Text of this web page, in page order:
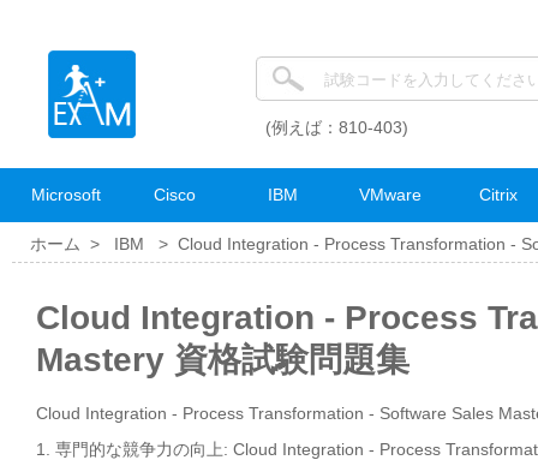
(例えば：810-403)
Microsoft Cisco IBM VMware Citrix
ホーム > IBM > Cloud Integration - Process Transformation -
Cloud Integration - Process
Mastery 資格試験問題集
Cloud Integration - Process Transformation - Software Sales
1. 専門的な競争力の向上: Cloud Integration - Process